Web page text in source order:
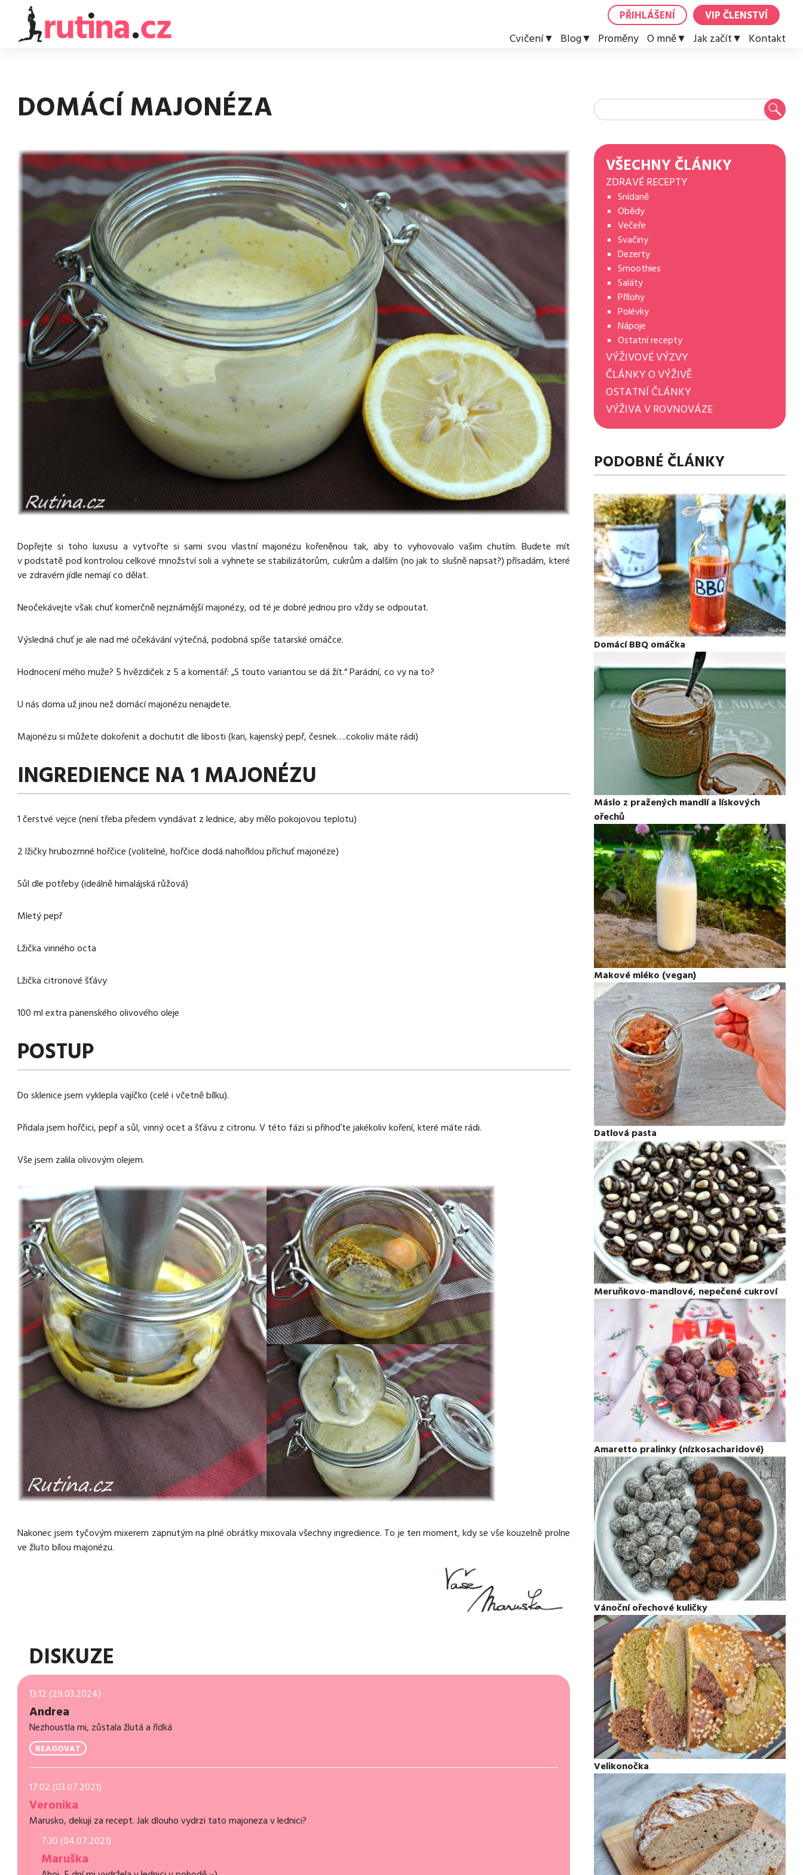
PŘIHLÁŠENÍ VIP ČLENSTVÍ
Cvičení Blog Proměny O mně Jak začít Kontakt
DOMÁCÍ MAJONÉZA
Dopřejte si toho luxusu a vytvořte si sami svou vlastní majonézu kořeněnou tak, aby to vyhovovalo vašim chutím. Budete mít
v podstatě pod kontrolou celkové množství soli a vyhnete se stabilizátorům, cukrům a dalším (no jak to slušně napsat?) přísadám, které
ve zdravém jídle nemají co dělat.
Neočekávejte však chuť komerčně nejznámější majonézy, od té je dobré jednou pro vždy se odpoutat.
Výsledná chuť je ale nad mé očekávání výtečná, podobná spíše tatarské omáčce.
Hodnocení mého muže? 5 hvězdiček z 5 a komentář: „S touto variantou se dá žít.“ Parádní, co vy na to?
U nás doma už jinou než domácí majonézu nenajdete.
Majonézu si můžete dokořenit a dochutit dle libosti (kari, kajenský pepř, česnek….cokoliv máte rádi)
INGREDIENCE NA 1 MAJONÉZU
1 čerstvé vejce (není třeba předem vyndávat z lednice, aby mělo pokojovou teplotu)
2 lžičky hrubozrnné hořčice (volitelné, hořčice dodá nahořklou příchuť majonéze)
Sůl dle potřeby (ideálně himalájská růžová)
Mletý pepř
Lžička vinného octa
Lžička citronové šťávy
100 ml extra panenského olivového oleje
POSTUP
Do sklenice jsem vyklepla vajíčko (celé i včetně bílku).
Přidala jsem hořčici, pepř a sůl, vinný ocet a šťávu z citronu. V této fázi si přihoďte jakékoliv koření, které máte rádi.
Vše jsem zalila olivovým olejem.
Nakonec jsem tyčovým mixerem zapnutým na plné obrátky mixovala všechny ingredience. To je ten moment, kdy se vše kouzelně prolne
ve žluto bílou majonézu.
VŠECHNY ČLÁNKY
ZDRAVÉ RECEPTY
Snídaně
Obědy
Večeře
Svačiny
Dezerty
Smoothies
Saláty
Přílohy
Polévky
Nápoje
Ostatní recepty
VÝŽIVOVÉ VÝZVY
ČLÁNKY O VÝŽIVĚ
OSTATNÍ ČLÁNKY
VÝŽIVA V ROVNOVÁZE
PODOBNÉ ČLÁNKY
Domácí BBQ omáčka
Máslo z pražených mandlí a lískových
ořechů
Makové mléko (vegan)
Datlová pasta
Meruňkovo-mandlové, nepečené cukroví
Amaretto pralinky (nízkosacharidové)
Vánoční ořechové kuličky
Velikonočka
DISKUZE
13:12 (29.03.2024)
Andrea
Nezhoustla mi, zůstala žlutá a řídká
REAGOVAT
17:02 (03.07.2021)
Veronika
Marusko, dekuji za recept. Jak dlouho vydrzi tato majoneza v lednici?
7:30 (04.07.2021)
Maruška